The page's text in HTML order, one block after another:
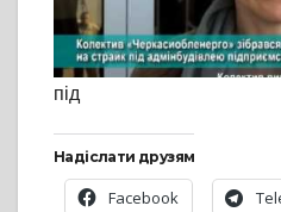
під
Надіслати друзям
Facebook